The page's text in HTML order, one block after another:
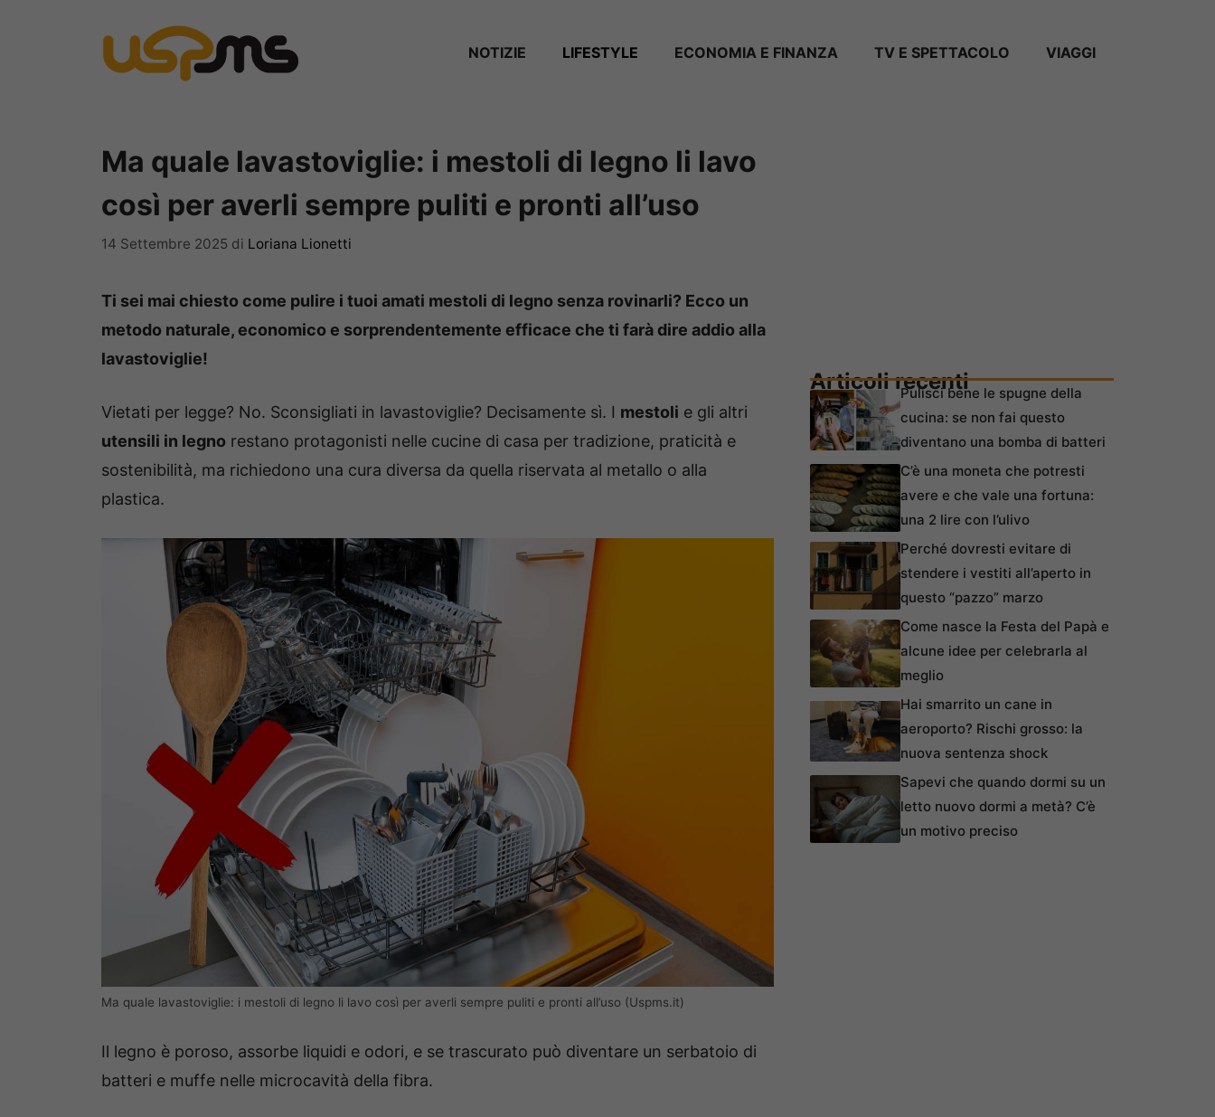
NOTIZIE LIFESTYLE ECONOMIA E FINANZA TV E SPETTACOLO VIAGGI
Ma quale lavastoviglie: i mestoli di legno li lavo
così per averli sempre puliti e pronti all’uso
14 Settembre 2025 di Loriana Lionetti
Ti sei mai chiesto come pulire i tuoi amati mestoli di legno senza rovinarli? Ecco un
metodo naturale, economico e sorprendentemente efficace che ti farà dire addio alla
lavastoviglie!
Vietati per legge? No. Sconsigliati in lavastoviglie? Decisamente sì. I mestoli e gli altri
utensili in legno restano protagonisti nelle cucine di casa per tradizione, praticità e
sostenibilità, ma richiedono una cura diversa da quella riservata al metallo o alla
plastica.
Ma quale lavastoviglie: i mestoli di legno li lavo così per averli sempre puliti e pronti all’uso (Uspms.it)
Il legno è poroso, assorbe liquidi e odori, e se trascurato può diventare un serbatoio di
batteri e muffe nelle microcavità della fibra.
Articoli recentiPulisci bene le spugne della
cucina: se non fai questo
diventano una bomba di batteri
C’è una moneta che potresti
avere e che vale una fortuna:
una 2 lire con l’ulivo
Perché dovresti evitare di
stendere i vestiti all’aperto in
questo “pazzo” marzo
Come nasce la Festa del Papà e
alcune idee per celebrarla al
meglio
Hai smarrito un cane in
aeroporto? Rischi grosso: la
nuova sentenza shock
Sapevi che quando dormi su un
letto nuovo dormi a metà? C’è
un motivo preciso